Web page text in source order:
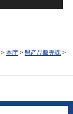
> 本庁 > 県産品販売課 >